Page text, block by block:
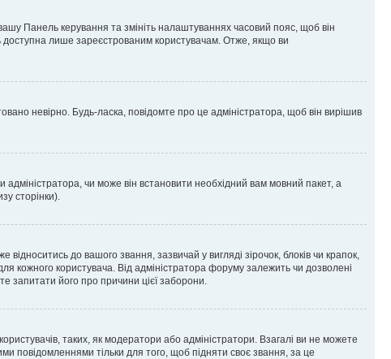
Панель керування та змініть налаштуваннях часовий пояс, щоб він
доступна лише зареєстрованим користувачам. Отже, якщо ви
невірно. Будь-ласка, повідомте про це адміністратора, щоб він вирішив
чи може він встановити необхідний вам мовний пакет, а
сторінки).
до вашого звання, зазвичай у вигляді зірочок, блоків чи крапок,
кожного користувача. Від адміністратора форуму залежить чи дозволені
запитати його про причини цієї заборони.
таких, як модератори або адміністратори. Взагалі ви не можете
повідомленнями тільки для того, щоб підняти своє звання, за це